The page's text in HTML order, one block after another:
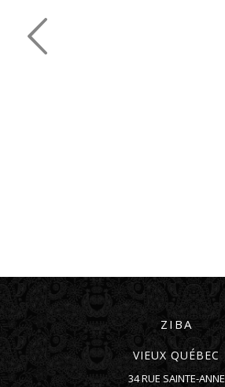
ZIBA
VIEUX QUÉBEC
34 RUE SAINTE-ANNE